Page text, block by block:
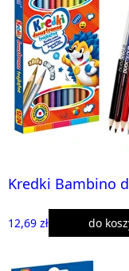
Kredki Bambino
12,69 zł do